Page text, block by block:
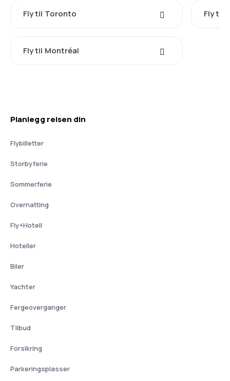
Fly til Toronto Fly til
Fly til Montréal
Planlegg reisen din
Flybilletter
Storbyferie
Sommerferie
Overnatting
Fly+Hotell
Hoteller
Biler
Yachter
Fergeoverganger
Tilbud
Forsikring
Parkeringsplasser